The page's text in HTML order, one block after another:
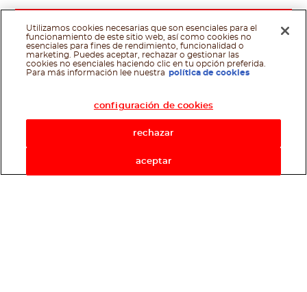
Asistente de recetas
Utilizamos cookies necesarias que son esenciales para el
funcionamiento de este sitio web, así como cookies no
esenciales para fines de rendimiento, funcionalidad o
marketing. Puedes aceptar, rechazar o gestionar las
cookies no esenciales haciendo clic en tu opción preferida.
Para más información lee nuestra política de cookies
configuración de cookies
rechazar
aceptar